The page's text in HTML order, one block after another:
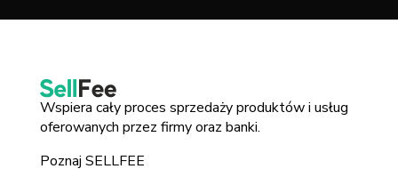
Wspiera cały proces sprzedaży produktów i usług
oferowanych przez firmy oraz banki.
Poznaj SELLFEE